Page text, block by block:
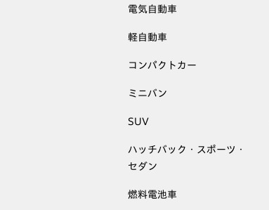
電気自動車
軽自動車
コンパクトカー
ミニバン
SUV
ハッチバック・スポーツ・
セダン
燃料電池車